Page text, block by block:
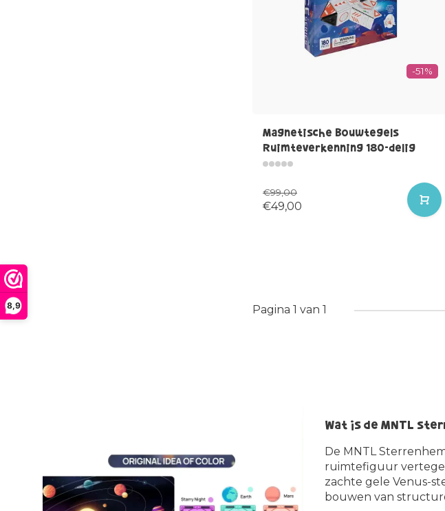
8,9
-51%
Magnetische Bouwtegels
Ruimteverkenning 180-delig
€99,00
€49,00
Pagina 1 van 1
Wat is de MNTL
De MNTL
ruimtefiguur
zachte gele Venus-
bouwen van